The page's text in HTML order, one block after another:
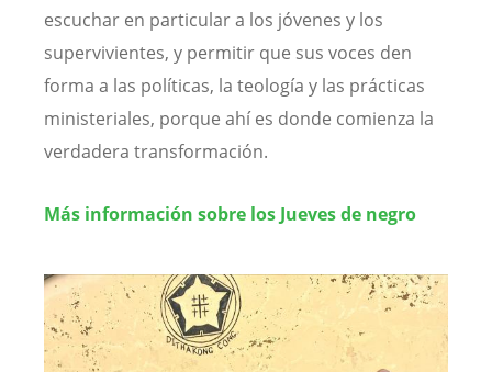
escuchar en particular a los jóvenes y los
supervivientes, y permitir que sus voces den
forma a las políticas, la teología y las prácticas
ministeriales, porque ahí es donde comienza la
verdadera transformación.
Más información sobre los Jueves de negro
Image